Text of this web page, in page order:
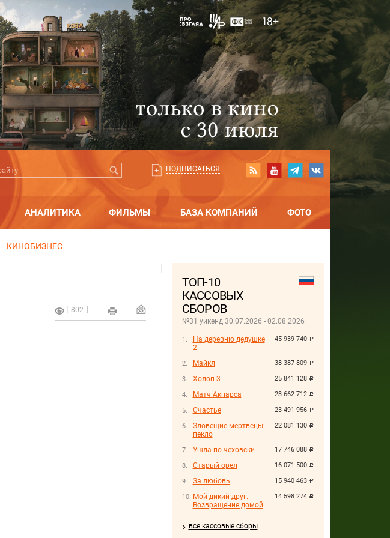
ПОДПИСАТЬСЯ
АНАЛИТИКА ФИЛЬМЫ БАЗА КОМПАНИЙ ФОТО
КИНОБИЗНЕС
ТОП-10
КАССОВЫХ
СБОРОВ
№31 уикенд 30.07.2026 - 02.08.2026
45 939 740 руб.
На деревню дедушке
2
38 387 809 руб.
Майкл
25 841 128 руб.
Холоп 3
23 662 712 руб.
Матч Акпарса
23 491 956 руб.
Счастье
22 081 130 руб.
Зловещие мертвецы:
пекло
17 746 088 руб.
Ушла по-чеховски
16 071 500 руб.
Старый орел
15 940 463 руб.
За любовь
14 598 274 руб.
Мой дикий друг.
Возвращение домой
все кассовые сборы
802